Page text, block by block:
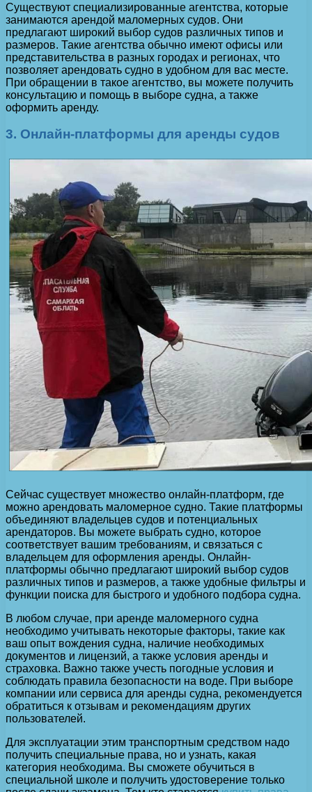
Существуют специализированные агентства, которые
занимаются арендой маломерных судов. Они
предлагают широкий выбор судов различных типов и
размеров. Такие агентства обычно имеют офисы или
представительства в разных городах и регионах, что
позволяет арендовать судно в удобном для вас месте.
При обращении в такое агентство, вы можете получить
консультацию и помощь в выборе судна, а также
оформить аренду.
3. Онлайн-платформы для аренды судов
Сейчас существует множество онлайн-платформ, где
можно арендовать маломерное судно. Такие платформы
объединяют владельцев судов и потенциальных
арендаторов. Вы можете выбрать судно, которое
соответствует вашим требованиям, и связаться с
владельцем для оформления аренды. Онлайн-
платформы обычно предлагают широкий выбор судов
различных типов и размеров, а также удобные фильтры и
функции поиска для быстрого и удобного подбора судна.
В любом случае, при аренде маломерного судна
необходимо учитывать некоторые факторы, такие как
ваш опыт вождения судна, наличие необходимых
документов и лицензий, а также условия аренды и
страховка. Важно также учесть погодные условия и
соблюдать правила безопасности на воде. При выборе
компании или сервиса для аренды судна, рекомендуется
обратиться к отзывам и рекомендациям других
пользователей.
Для эксплуатации этим транспортным средством надо
получить специальные права, но и узнать, какая
категория необходима. Вы сможете обучиться в
специальной школе и получить удостоверение только